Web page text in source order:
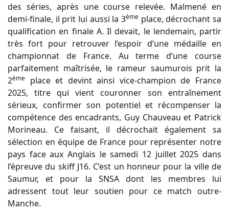
des séries, après une course relevée. Malmené en
demi-finale, il prit lui aussi la 3ème place, décrochant sa
qualification en finale A. Il devait, le lendemain, partir
très fort pour retrouver l’espoir d’une médaille en
championnat de France. Au terme d’une course
parfaitement maîtrisée, le rameur saumurois prit la
2ème
place et devint ainsi vice-champion de France
2025, titre qui vient couronner son entraînement
sérieux, confirmer son potentiel et récompenser la
compétence des encadrants, Guy Chauveau et Patrick
Morineau. Ce faisant, il décrochait également sa
sélection en équipe de France pour représenter notre
pays face aux Anglais le samedi 12 juillet 2025 dans
l’épreuve du skiff J16. C’est un honneur pour la ville de
Saumur, et pour la SNSA dont les membres lui
adressent tout leur soutien pour ce match outre-
Manche.